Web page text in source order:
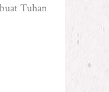
Tuhan